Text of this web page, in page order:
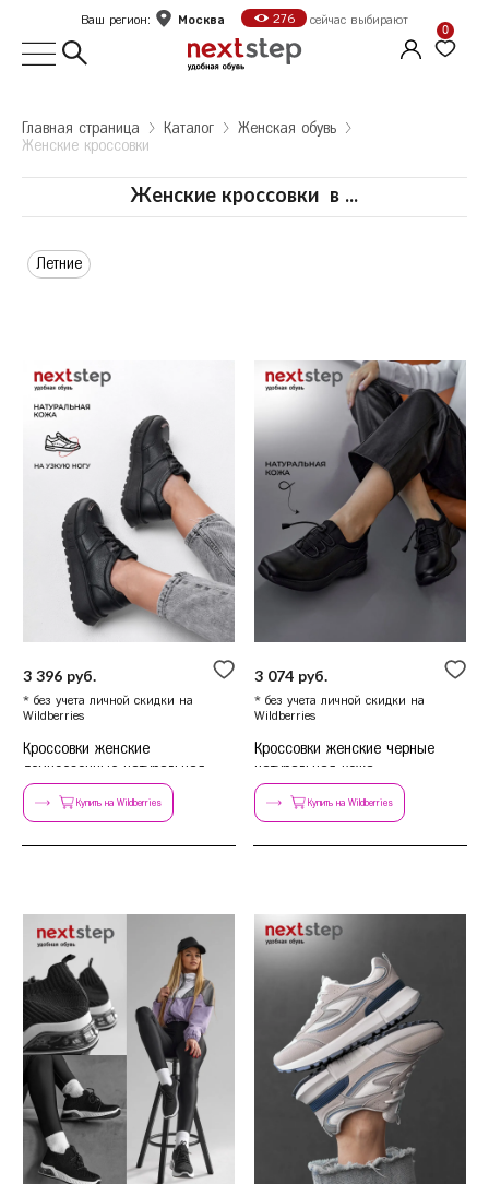
Главная страница Kаталог
Женская обувь
Женские кроссовки
Выбор города
Укажите ваш город
Санкт-Петербург
Е Екатеринбург
Ж Железногорск
К
Казань
Красногорск
Краснодар
Красноярск
Курск
Л Липецк
Н
Нижний Новгород
Новосибирск
О
Орёл
П Пермь
Р
С
Самара
Санкт-Петербург
Саратов
Сочи
Ставрополь
Т
Тамбов
Тверь
Тольятти
Тула
Тюмень
Ваш регион: Москва 276 сейчас выбирают
0
Женские кроссовки в ...
Летние
3 396 руб.
* без учета личной скидки на
Wildberries
Кроссовки женские
демисезонные натуральная
кожа на платформе
Купить на Wildberries
3 074 руб.
* без учета личной скидки на
Wildberries
Кроссовки женские черные
натуральная кожа
демисезонные
Купить на Wildberries
Продолжить покупки